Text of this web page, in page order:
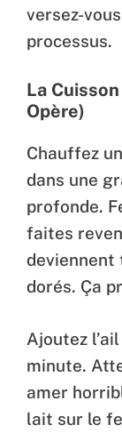
versez-
processus.
La
Opère)
Chauffez
dans une
profonde.
faites
deviennent
dorés. Ça
Ajoutez
minute.
amer
lait sur le